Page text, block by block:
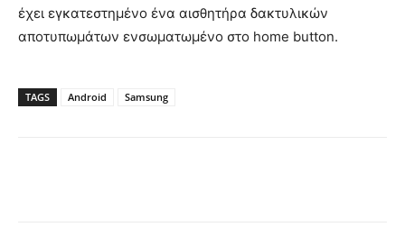
έχει εγκατεστημένο ένα αισθητήρα δακτυλικών
αποτυπωμάτων ενσωματωμένο στο home button.
TAGS Android Samsung